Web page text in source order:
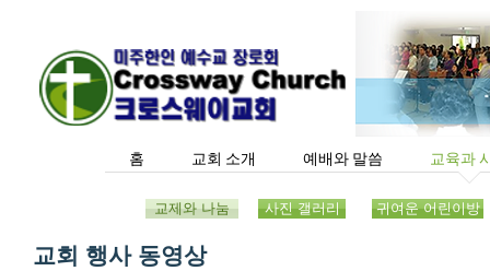
홈 교회 소개 예배와 말씀 교육과
교제와 나눔 사진 갤러리 귀여운 어린이방
교회 행사 동영상